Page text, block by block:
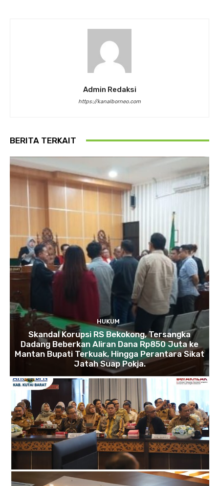
Admin Redaksi
https://kanalborneo.com
BERITA TERKAIT
HUKUM
Skandal Korupsi RS Bekokong, Tersangka
Dadang Beberkan Aliran Dana Rp850 Juta ke
Mantan Bupati Terkuak, Hingga Perantara Sikat
Jatah Suap Pokja.